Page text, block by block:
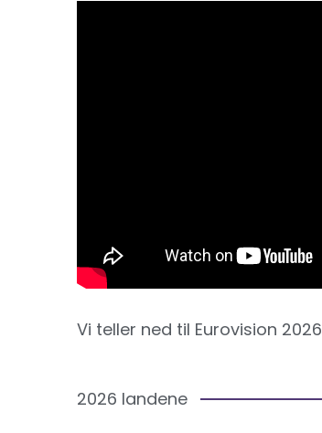
Vi teller ned til Eurovision 2026
2026 landene